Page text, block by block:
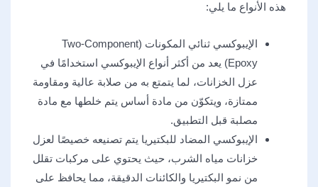
هذه الأنواع ما يلي:
الإيبوكسي ثنائي المكونات (Two-Component
Epoxy) يعد من أكثر أنواع الإيبوكسي استخدامًا في
عزل الخزانات، لما يتمتع به من صلابة عالية ومقاومة
ممتازة، ويتكوّن من مادة أساس يتم خلطها مع مادة
مصلبة قبل التطبيق.
الإيبوكسي المضاد للبكتيريا يتم تصنيعه خصيصًا لعزل
خزانات مياه الشرب، حيث يحتوي على مركبات تقلل
من نمو البكتيريا والكائنات الدقيقة، مما يحافظ على